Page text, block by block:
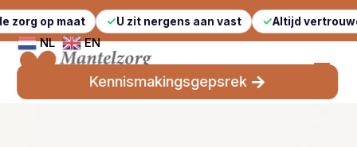
U zit nergens aan vast Altijd vertrouwde
NL EN
Kennismakingsgepsrek